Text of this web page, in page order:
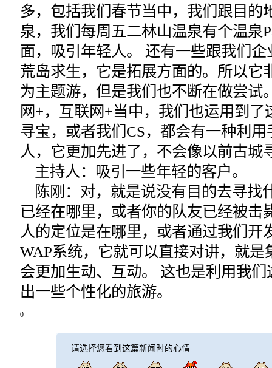
多，包括我们春节当中，我们跟目的
泉，我们每周五二林山温泉有个温泉
面，吸引年轻人。 还有一些跟我们
荒岛求生，它是拓展方面的。所以它
为主题游，但是我们也不断在做尝试
网+，互联网+当中，我们也运用到
寻宝，或者我们CS，都会有一种利
人，它更加先进了，不会像以前古城
主持人：吸引一些年轻的客户。
陈刚：对，就是说没有目的去寻找
已经在哪里，或者你的队友已经被击
人的定位是在哪里，或者通过我们开
WAP系统，它就可以直接对讲，就
会更加生动、互动。 这也是利用我
出一些个性化的旅游。
0
请选择您看到这篇新闻时的心情